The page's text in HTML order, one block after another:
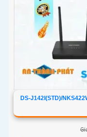
DS-J142I(STD)/